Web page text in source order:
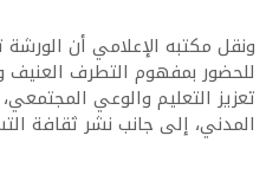
ونقل مكتبه الإعلامي أن الورشة
للحضور بمفهوم التطرف
تعزيز التعليم والوعي
المدني، إلى جانب نشر ثقافة